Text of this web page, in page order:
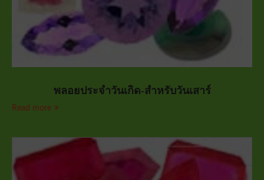
พลอยประจำวันเกิด-สำหรับวันเสาร์
Read more